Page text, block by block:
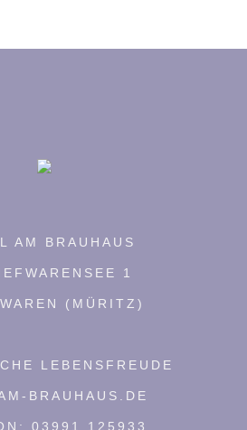
AM BRAUHAUS
1
(MÜRITZ)
LEBENSFREUDE
BRAUHAUS.DE
03991 125933